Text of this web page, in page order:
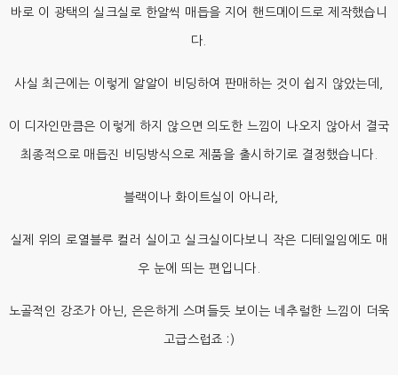
바로 이 광택의 실크실로 한알씩 매듭을 지어 핸드메이드로 제작했습니
다.
사실 최근에는 이렇게 알알이 비딩하여 판매하는 것이 쉽지 않았는데,
이 디자인만큼은 이렇게 하지 않으면 의도한 느낌이 나오지 않아서 결국
최종적으로 매듭진 비딩방식으로 제품을 출시하기로 결정했습니다.
블랙이나 화이트실이 아니라,
실제 위의 로열블루 컬러 실이고 실크실이다보니 작은 디테일임에도 매
우 눈에 띄는 편입니다.
노골적인 강조가 아닌, 은은하게 스며들듯 보이는 네추럴한 느낌이 더욱
고급스럽죠 :)